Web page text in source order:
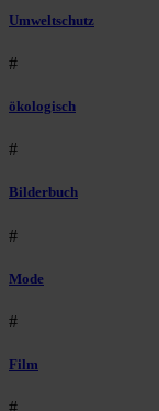
Umweltschutz
#
ökologisch
#
Bilderbuch
#
Mode
#
Film